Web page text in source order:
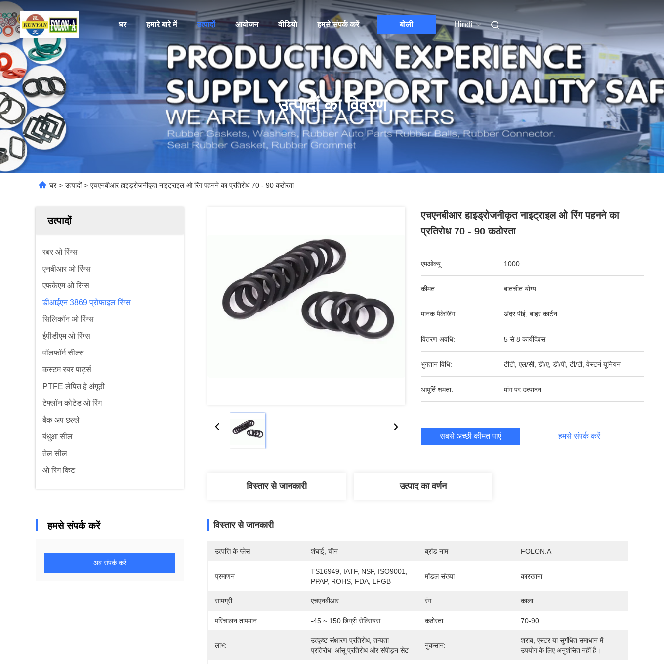
घर हमारे बारे में उत्पादों आयोजन वीडियो हमसे संपर्क करें बोली Hindi
उत्पादों का विवरण
घर > उत्पादों > एचएनबीआर हाइड्रोजनीकृत नाइट्राइल ओ रिंग पहनने का प्रतिरोध 70 - 90 कठोरता
उत्पादों
रबर ओ रिंग्स
एनबीआर ओ रिंग्स
एफकेएम ओ रिंग्स
डीआईएन 3869 प्रोफाइल रिंग्स
सिलिकॉन ओ रिंग्स
ईपीडीएम ओ रिंग्स
वॉलफॉर्म सील्स
कस्टम रबर पार्ट्स
PTFE लेपित हे अंगूठी
टेफ्लॉन कोटेड ओ रिंग
बैक अप छल्ले
बंधुआ सील
तेल सील
ओ रिंग किट
हमसे संपर्क करें
अब संपर्क करें
एचएनबीआर हाइड्रोजनीकृत नाइट्राइल ओ रिंग पहनने का
प्रतिरोध 70 - 90 कठोरता
एमओक्यू: 1000
कीमत: बातचीत योग्य
मानक पैकेजिंग: अंदर पीई, बाहर कार्टन
वितरण अवधि: 5 से 8 कार्यदिवस
भुगतान विधि: टीटी, एल/सी, डी/ए, डी/पी, टी/टी, वेस्टर्न यूनियन
आपूर्ति क्षमता: मांग पर उत्पादन
सबसे अच्छी कीमत पाएं हमसे संपर्क करें
विस्तार से जानकारी उत्पाद का वर्णन
विस्तार से जानकारी
उत्पत्ति के प्लेस शंघाई, चीन ब्रांड नाम FOLON.A
प्रमाणन
TS16949, IATF, NSF, ISO9001,
PPAP, ROHS, FDA, LFGB
मॉडल संख्या कारखाना
सामग्री: एचएनबीआर रंग: काला
परिचालन तापमान: -45 ~ 150 डिग्री सेल्सियस कठोरता: 70-90
लाभ:
उत्कृष्ट संक्षारण प्रतिरोध, तन्यता
प्रतिरोध, आंसू प्रतिरोध और संपीड़न सेट
नुकसान:
शराब, एस्टर या सुगंधित समाधान में
उपयोग के लिए अनुशंसित नहीं है।